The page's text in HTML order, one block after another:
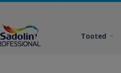
Tooted